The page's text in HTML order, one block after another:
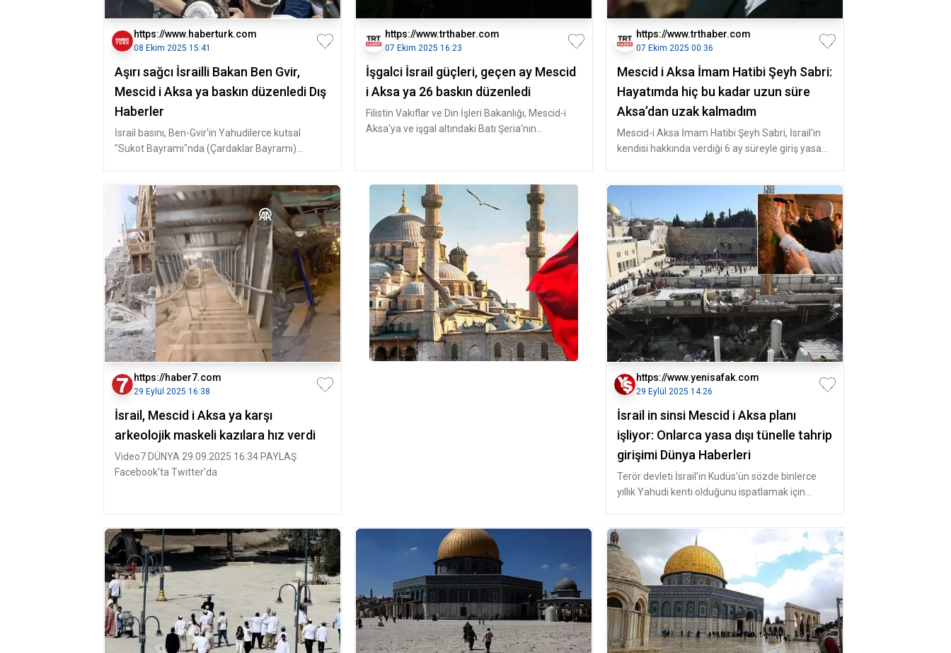
https://www.haberturk.com
08 Ekim 2025 15:41
Aşırı sağcı İsrailli Bakan Ben Gvir,
Mescid i Aksa ya baskın düzenledi Dış
Haberler
İsrail basını, Ben-Gvir'in Yahudilerce kutsal
"Sukot Bayramı"nda (Çardaklar Bayramı)
https://www.trthaber.com
07 Ekim 2025 16:23
İşgalci İsrail güçleri, geçen ay Mescid
i Aksa ya 26 baskın düzenledi
Filistin Vakıflar ve Din İşleri Bakanlığı, Mescid-i
Aksa'ya ve işgal altındaki Batı Şeria'nın
https://www.trthaber.com
07 Ekim 2025 00:36
Mescid i Aksa İmam Hatibi Şeyh Sabri:
Hayatımda hiç bu kadar uzun süre
Aksa’dan uzak kalmadım
Mescid-i Aksa İmam Hatibi Şeyh Sabri, İsrail'in
kendisi hakkında verdiği 6 ay süreyle giriş yasağı
https://haber7.com
29 Eylül 2025 16:38
İsrail, Mescid i Aksa ya karşı
arkeolojik maskeli kazılara hız verdi
Video7 DÜNYA 29.09.2025 16:34 PAYLAŞ
Facebook'ta Twitter'da
https://www.yenisafak.com
29 Eylül 2025 14:26
İsrail in sinsi Mescid i Aksa planı
işliyor: Onlarca yasa dışı tünelle tahrip
girişimi Dünya Haberleri
Terör devleti İsrail’in Kudüs’ün sözde binlerce
yıllık Yahudi kenti olduğunu ispatlamak için